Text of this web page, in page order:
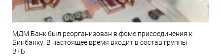
МДМ Банк был реорганизован в фоме присоединения к
Бинбанку. В настоящее время входит в состав группы
ВТБ.